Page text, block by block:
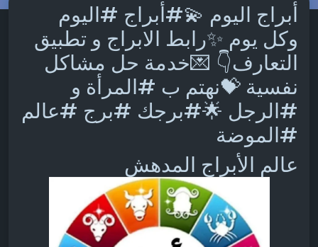
أبراج اليوم 💫#أبراج #اليوم
وكل يوم ✨رابط الابراج و تطبيق
التعارف👇 💌خدمة حل مشاكل
نفسية 💝نهتم ب #المرأة و
#الرجل 🌟#برجك #برج #عالم
#الموضة
عالم الأبراج المدهش